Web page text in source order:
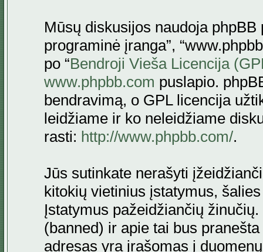
Mūsų diskusijos naudoja phpBB
programinė įranga”,
po “Bendroji Vieša Licencija
www.phpbb.com puslapio.
bendravimą, o GPL licencija
leidžiame ir ko neleidžiame
rasti: http://www.phpbb.com/.
Jūs sutinkate nerašyti
kitokių vietinius įstatymus,
Įstatymus pažeidžiančių
(banned) ir apie tai bus
adresas yra įrašomas į